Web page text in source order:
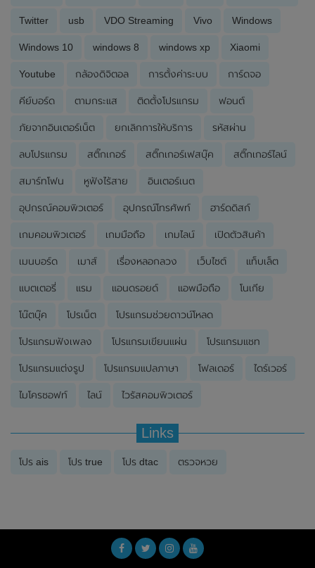
Twitter usb VDO Streaming Vivo Windows
Windows 10 windows 8 windows xp Xiaomi
Youtube กล้องดิจิตอล การตั้งค่าระบบ การ์ดจอ
คีย์บอร์ด ตามกระแส ติดตั้งโปรแกรม ฟอนต์
ภัยจากอินเตอร์เน็ต ยกเลิกการให้บริการ รหัสผ่าน
ลบโปรแกรม สติ๊กเกอร์ สติ๊กเกอร์เฟสบุ๊ค สติ๊กเกอร์ไลน์
สมาร์ทโฟน หูฟังไร้สาย อินเตอร์เนต
อุปกรณ์คอมพิวเตอร์ อุปกรณ์โทรศัพท์ ฮาร์ดดิสก์
เกมคอมพิวเตอร์ เกมมือถือ เกมไลน์ เปิดตัวสินค้า
เมนบอร์ด เมาส์ เรื่องหลอกลวง เว็บไซต์ แท็บเล็ต
แบตเตอรี่ แรม แอนดรอยด์ แอพมือถือ โนเกีย
โน๊ตบุ๊ค โปรเน็ต โปรแกรมช่วยดาวน์โหลด
โปรแกรมฟังเพลง โปรแกรมเขียนแผ่น โปรแกรมแชท
โปรแกรมแต่งรูป โปรแกรมแปลภาษา โฟลเดอร์ ไดร์เวอร์
ไมโครซอฟท์ ไลน์ ไวรัสคอมพิวเตอร์
Links
โปร ais โปร true โปร dtac ตรวจหวย